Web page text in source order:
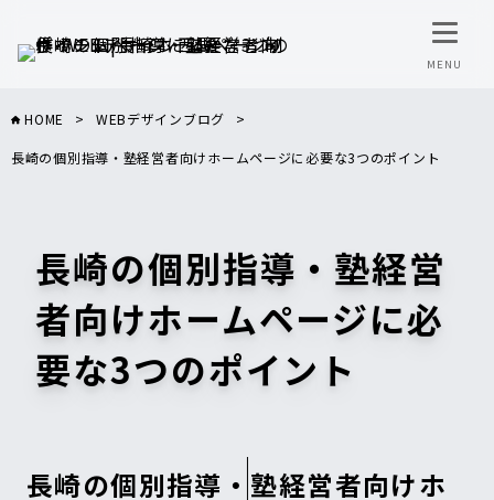
HOME > WEBデザインブログ >
長崎の個別指導・塾経営者向けホームページに必要な3つのポイント
長崎の個別指導・塾経営
者向けホームページに必
要な3つのポイント
長崎の個別指導・塾経営者向けホ